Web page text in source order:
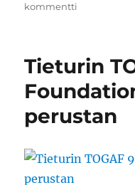
kommentti
Certified
kurssi
menee
syvemmälle
avainkohtiin
Tieturin
perustan